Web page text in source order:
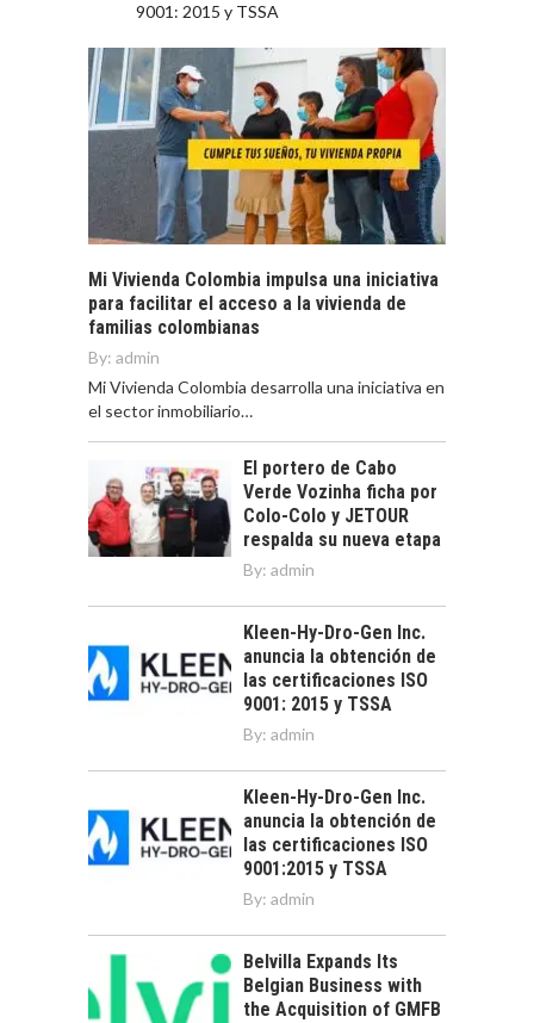
9001: 2015 y TSSA
Mi Vivienda Colombia impulsa una iniciativa
para facilitar el acceso a la vivienda de
familias colombianas
By: admin
Mi Vivienda Colombia desarrolla una iniciativa en
el sector inmobiliario…
El portero de Cabo
Verde Vozinha ficha por
Colo-Colo y JETOUR
respalda su nueva etapa
By: admin
Kleen-Hy-Dro-Gen Inc.
anuncia la obtención de
las certificaciones ISO
9001: 2015 y TSSA
By: admin
Kleen-Hy-Dro-Gen Inc.
anuncia la obtención de
las certificaciones ISO
9001:2015 y TSSA
By: admin
Belvilla Expands Its
Belgian Business with
the Acquisition of GMFB